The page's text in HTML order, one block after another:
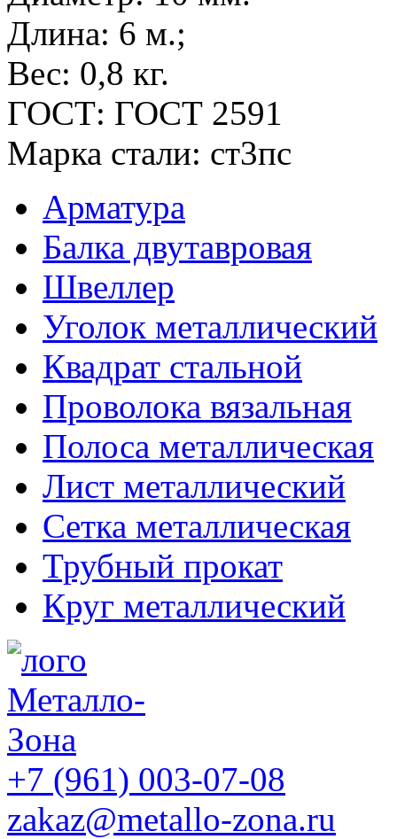
Длина: 6 м.;
Вес: 0,8 кг.
ГОСТ: ГОСТ 2591
Марка стали: ст3пс
Арматура
Балка двутавровая
Швеллер
Уголок металлический
Квадрат стальной
Проволока вязальная
Полоса металлическая
Лист металлический
Сетка металлическая
Трубный прокат
Круг металлический
+7 (961) 003-07-08
zakaz@metallo-zona.ru